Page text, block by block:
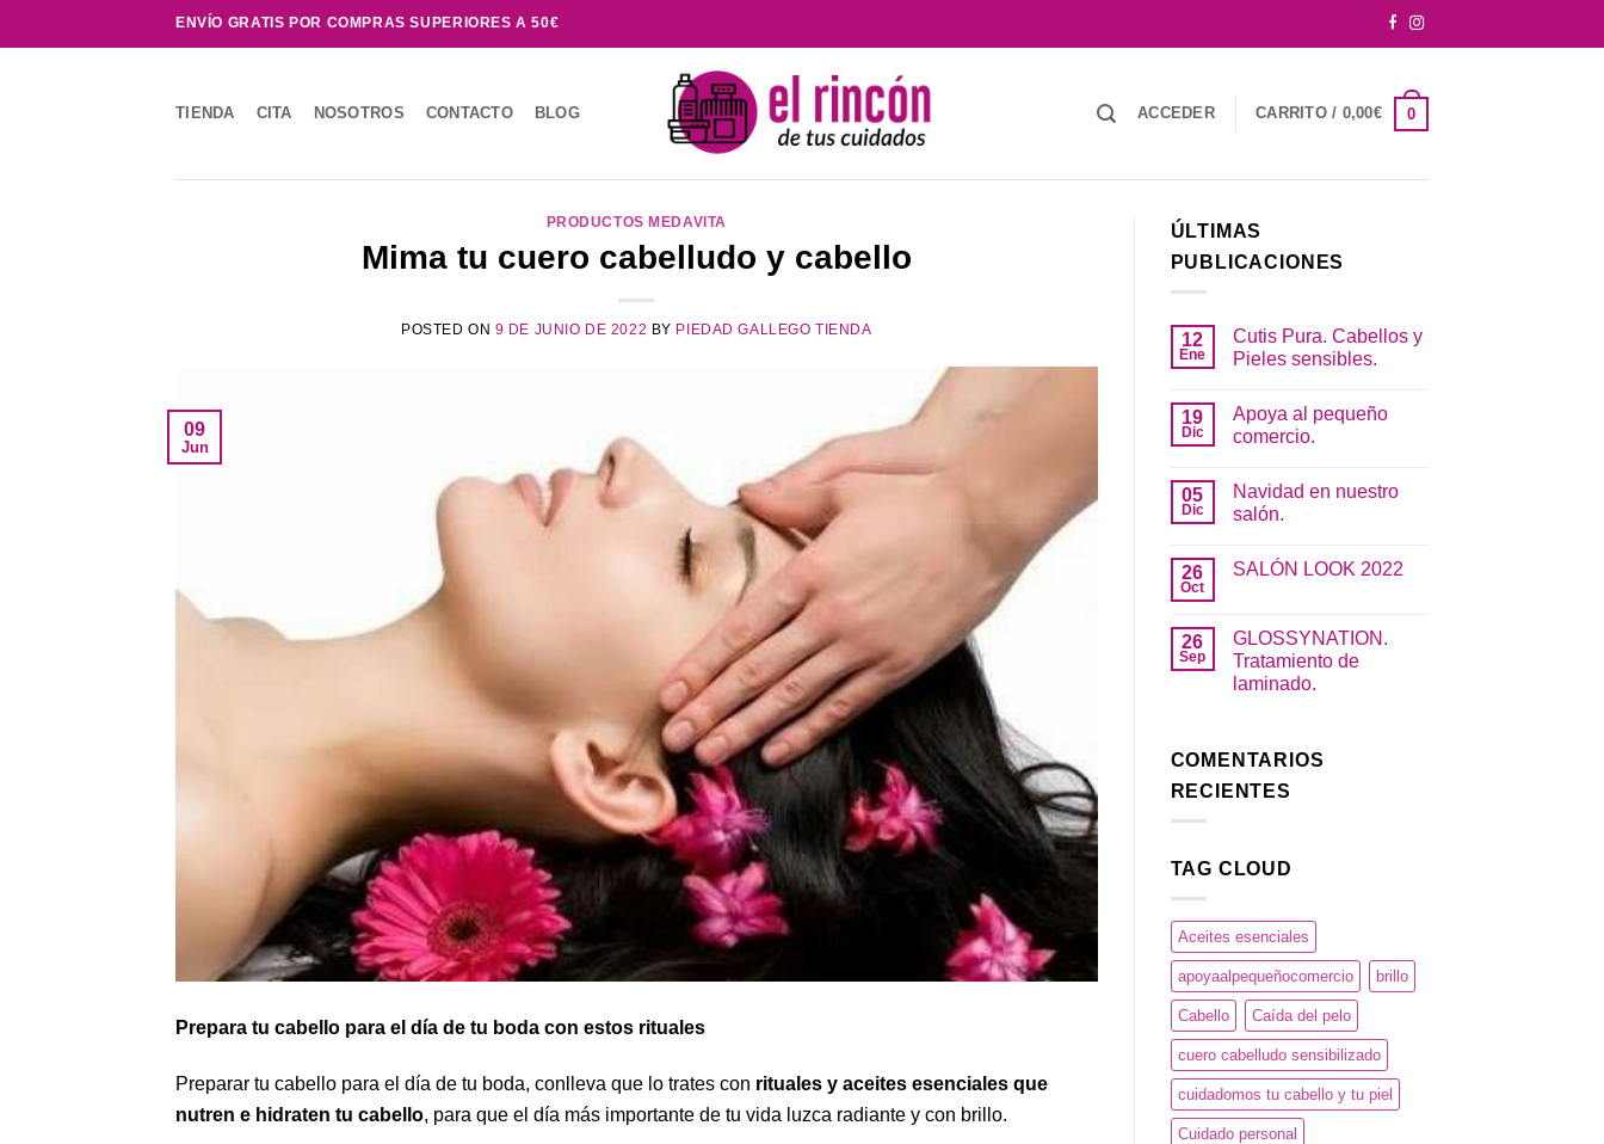
al
ENVÍO GRATIS POR COMPRAS SUPERIORES A 50€
TIENDA CITA NOSOTROS CONTACTO BLOG ACCEDER CARRITO / 0,00€ 0
PRODUCTOS MEDAVITA
Mima tu cuero cabelludo y cabello
POSTED ON 9 DE JUNIO DE 2022 BY PIEDAD GALLEGO TIENDA
09
Jun
Prepara tu cabello para el día de tu boda con estos rituales
Preparar tu cabello para el día de tu boda, conlleva que lo trates con rituales y aceites esenciales que
nutren e hidraten tu cabello, para que el día más importante de tu vida luzca radiante y con brillo.
ÚLTIMAS
PUBLICACIONES
12
Ene
Cutis Pura. Cabellos y
Pieles sensibles.
comentarios
Cutis
y
Pieles
sensibles.
19
Dic
Apoya al pequeño
comercio.
comentarios
Apoya
comercio.
05
Dic
Navidad en nuestro
salón.
comentarios
nuestro
salón.
26
Oct
SALÓN LOOK 2022
en
SALÓN
LOOK
2022
26
Sep
GLOSSYNATION.
Tratamiento de
laminado.
en
GLOSSYNATION.
Tratamiento
de
COMENTARIOS
RECIENTES
TAG CLOUD
Aceites esenciales
apoyaalpequeñocomercio brillo
Cabello Caída del pelo
cuero cabelludo sensibilizado
cuidadomos tu cabello y tu piel
Cuidado personal